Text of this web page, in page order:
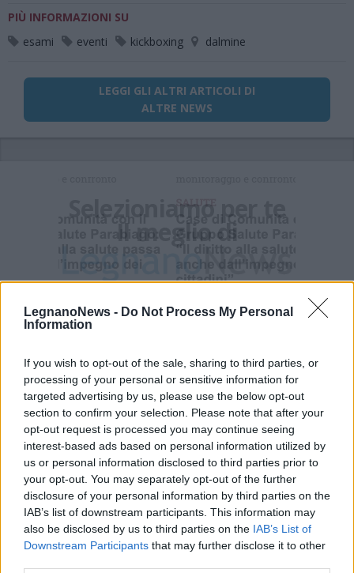
LegnanoNews - Do Not Process My Personal
Information
If you wish to opt-out of the sale, sharing to third parties, or
processing of your personal or sensitive information for
targeted advertising by us, please use the below opt-out
section to confirm your selection. Please note that after your
opt-out request is processed you may continue seeing
interest-based ads based on personal information utilized by
us or personal information disclosed to third parties prior to
your opt-out. You may separately opt-out of the further
disclosure of your personal information by third parties on the
IAB’s list of downstream participants. This information may
also be disclosed by us to third parties on the IAB’s List of
Downstream Participants that may further disclose it to other
PIÙ INFORMAZIONI SU
esami
eventi kickboxing dalmine
LEGGI GLI ALTRI ARTICOLI DI
ALTRE NEWS
Selezioniamo per te
Il meglio di
Commenti
Accedioregistratiper commentare questo
articolo.
L'email è richiesta ma non verrà mostrata ai visitatori. Il contenuto di questo
commento esprime il pensiero dell'autore e non rappresenta la linea editoriale
di VareseNews.it, che rimane autonoma e indipendente. I messaggi inclusi nei
commenti non sono testi giornalistici, ma post inviati dai singoli lettori che
possono essere automaticamente pubblicati senza filtro preventivo. I commenti
che includano uno o più link a siti esterni verranno rimossi in automatico dal
sistema.